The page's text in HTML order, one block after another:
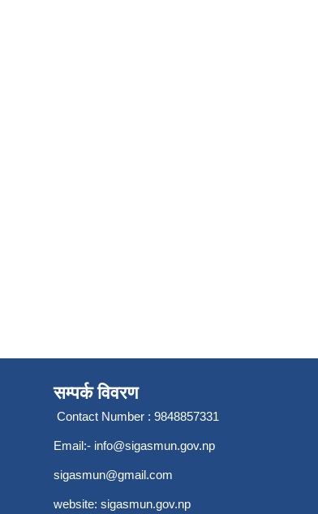
सम्पर्क विवरण
Contact Number : 9848857331
Email:- info@sigasmun.gov.np
sigasmun@gmail.com
website: sigasmun.gov.np